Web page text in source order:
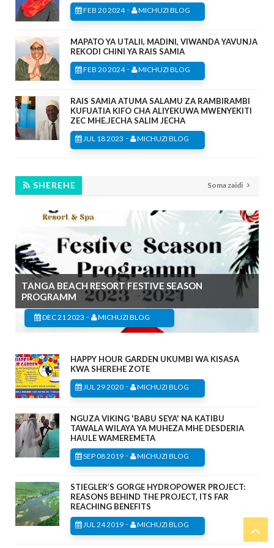
FEB 20 2024- MICHUZI BLOG
MAPATO YA UTALII, MADINI, VIWANDA YAVUNJA
REKODI CHINI YA RAIS SAMIA
FEB 20 2024- MICHUZI BLOG
RAIS SAMIA ATUMA SALAMU ZA RAMBIRAMBI
KUFUATIA KIFO CHA ALIYEKUWA MWENYEKITI
ZEC MHE.JECHA SALIM JECHA
JUL 18 2023 - MICHUZI BLOG
SHEREHE Soma zaidi
TANGA BEACH RESORT FESTIVE SEASON
PROGRAMM
DEC 21 2023 - MICHUZI BLOG
HAPPY HOUR GARDEN UKUMBI WA KISASA
KWA SHEREHE ZOTE
JUL 29 2020 - MICHUZI BLOG
NGUZA VIKING 'BABU SEYA' NA KATIBU
TAWALA WILAYA YA MUHEZA MHE DESDERIA
HAULE WAMEREMETA
SEP 08 2019 - MICHUZI BLOG
STIEGLER’S GORGE HYDROPOWER PROJECT:
REASONS BEHIND THE PROJECT, ITS FAR
REACHING BENEFITS
JUL 24 2019 - MICHUZI BLOG